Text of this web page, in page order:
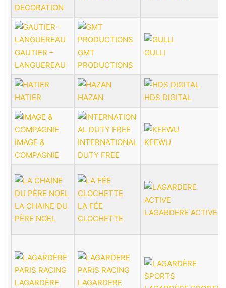
DECORATION
GAUTIER –
LANGUEREAU
GMT
PRODUCTIONS
GULLI
HATIER HAZAN HDS DIGITAL
IMAGE &
COMPAGNIE
INTERNATIONAL
DUTY FREE
KEEWU
LA CHAINE DU
PÈRE NOEL
LA FÉE
CLOCHETTE
LAGARDERE ACTIVE
LAGARDÈRE
LAGARDERE